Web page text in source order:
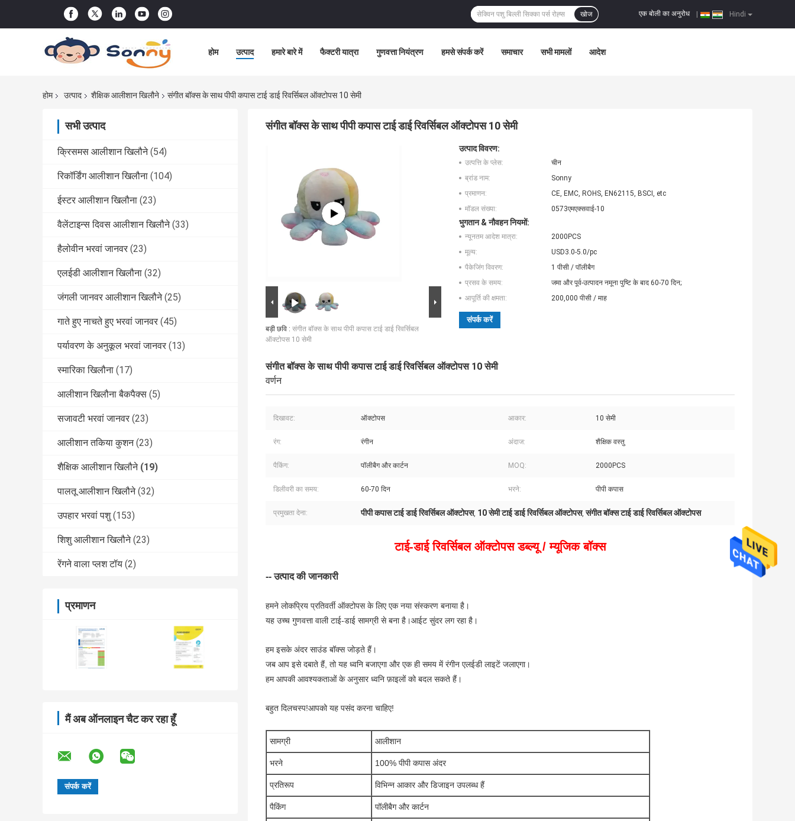
Hindi
एक बोली का अनुरोध
खोज
होम उत्पाद हमारे बारे में फैक्टरी यात्रा गुणवत्ता नियंत्रण हमसे संपर्क करें समाचार सभी मामलों आदेश
होम उत्पाद शैक्षिक आलीशान खिलौने संगीत बॉक्स के साथ पीपी कपास टाई डाई रिवर्सिबल ऑक्टोपस 10 सेमी
सभी उत्पाद
क्रिसमस आलीशान खिलौने (54)
रिकॉर्डिंग आलीशान खिलौना (104)
ईस्टर आलीशान खिलौना (23)
वैलेंटाइन्स दिवस आलीशान खिलौने (33)
हैलोवीन भरवां जानवर (23)
एलईडी आलीशान खिलौना (32)
जंगली जानवर आलीशान खिलौने (25)
गाते हुए नाचते हुए भरवां जानवर (45)
पर्यावरण के अनुकूल भरवां जानवर (13)
स्मारिका खिलौना (17)
आलीशान खिलौना बैकपैक्स (5)
सजावटी भरवां जानवर (23)
आलीशान तकिया कुशन (23)
शैक्षिक आलीशान खिलौने (19)
पालतू आलीशान खिलौने (32)
उपहार भरवां पशु (153)
शिशु आलीशान खिलौने (23)
रेंगने वाला प्लश टॉय (2)
प्रमाणन
मैं अब ऑनलाइन चैट कर रहा हूँ
संगीत बॉक्स के साथ पीपी कपास टाई डाई रिवर्सिबल ऑक्टोपस 10 सेमी
बड़ी छवि : संगीत बॉक्स के साथ पीपी कपास टाई डाई रिवर्सिबल
ऑक्टोपस 10 सेमी
उत्पाद विवरण:
उत्पत्ति के प्लेस:
चीन
ब्रांड नाम:
Sonny
प्रमाणन:
CE, EMC, ROHS, EN62115, BSCI, etc
मॉडल संख्या:
0573एमएक्सवाई-10
भुगतान & नौवहन नियमों:
न्यूनतम आदेश मात्रा:
2000PCS
मूल्य:
USD3.0-5.0/pc
पैकेजिंग विवरण:
1 पीसी / पॉलीबैग
प्रसव के समय:
जमा और पूर्व-उत्पादन नमूना पुष्टि के बाद 60-70 दिन;
आपूर्ति की क्षमता:
200,000 पीसी / माह
संपर्क करें
संगीत बॉक्स के साथ पीपी कपास टाई डाई रिवर्सिबल ऑक्टोपस 10 सेमी
वर्णन
दिखावट: ऑक्टोपस आकार: 10 सेमी
रंग: रंगीन अंदाज: शैक्षिक वस्तु
पैकिंग: पॉलीबैग और कार्टन MOQ: 2000PCS
डिलीवरी का समय: 60-70 दिन भरने: पीपी कपास
प्रमुखता देना: पीपी कपास टाई डाई रिवर्सिबल ऑक्टोपस, 10 सेमी टाई डाई रिवर्सिबल ऑक्टोपस,संगीत बॉक्स टाई डाई रिवर्सिबल ऑक्टोपस
टाई-डाई रिवर्सिबल ऑक्टोपस डब्ल्यू / म्यूजिक बॉक्स
-- उत्पाद की जानकारी
हमने लोकप्रिय प्रतिवर्ती ऑक्टोपस के लिए एक नया संस्करण बनाया है।
यह उच्च गुणवत्ता वाली टाई-डाई सामग्री से बना है।आईट सुंदर लग रहा है।
हम इसके अंदर साउंड बॉक्स जोड़ते हैं।
जब आप इसे दबाते हैं, तो यह ध्वनि बजाएगा और एक ही समय में रंगीन एलईडी लाइटें जलाएगा।
हम आपकी आवश्यकताओं के अनुसार ध्वनि फ़ाइलों को बदल सकते हैं।
बहुत दिलचस्प!आपको यह पसंद करना चाहिए!
सामग्री आलीशान
भरने 100% पीपी कपास अंदर
प्रतिरूप विभिन्न आकार और डिजाइन उपलब्ध हैं
पैकिंग पॉलीबैग और कार्टन